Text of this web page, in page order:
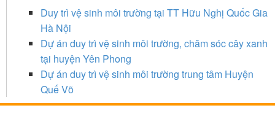
Duy trì vệ sinh môi trường tại TT Hữu Nghị Quốc Gia
Hà Nội
Dự án duy trì vệ sinh môi trường, chăm sóc cây xanh
tại huyện Yên Phong
Dự án duy trì vệ sinh môi trường trung tâm Huyện
Quế Võ